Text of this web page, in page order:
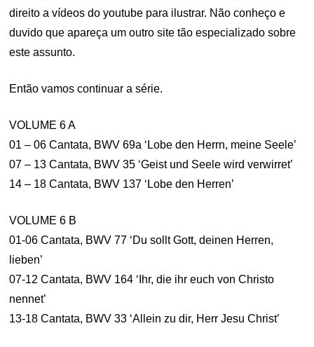
direito a vídeos do youtube para ilustrar. Não conheço e
duvido que apareça um outro site tão especializado sobre
este assunto.
Então vamos continuar a série.
VOLUME 6 A
01 – 06 Cantata, BWV 69a ‘Lobe den Herrn, meine Seele’
07 – 13 Cantata, BWV 35 ‘Geist und Seele wird verwirret’
14 – 18 Cantata, BWV 137 ‘Lobe den Herren’
VOLUME 6 B
01-06 Cantata, BWV 77 ‘Du sollt Gott, deinen Herren,
lieben’
07-12 Cantata, BWV 164 ‘Ihr, die ihr euch von Christo
nennet’
13-18 Cantata, BWV 33 ‘Allein zu dir, Herr Jesu Christ’